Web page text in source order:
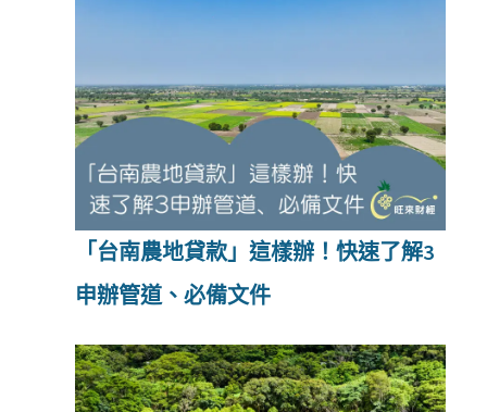
「台南農地貸款」這樣辦！快速了解3
申辦管道、必備文件